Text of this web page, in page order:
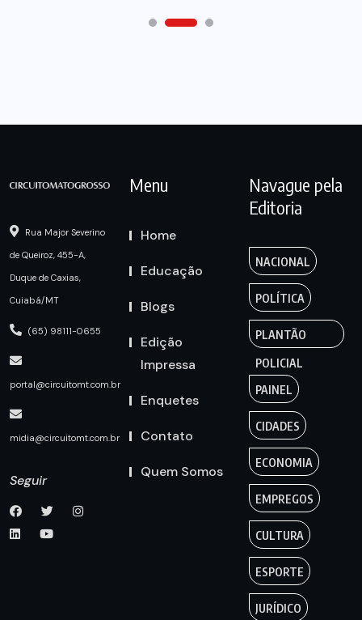
Rua Major Severino
de Queiroz, 455-A,
Duque de Caxias,
Cuiabá/MT
(65) 98111-0655
portal@circuitomt.com.br
midia@circuitomt.com.br
Seguir
Menu
Home
Educação
Blogs
Edição
Impressa
Enquetes
Contato
Quem Somos
Navague pela
Editoria
NACIONAL
POLÍTICA
PLANTÃO
POLICIAL
PAINEL
CIDADES
ECONOMIA
EMPREGOS
CULTURA
ESPORTE
JURÍDICO